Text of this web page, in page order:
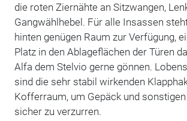
die roten Ziernähte an Sitzwangen,
Gangwählhebel. Für alle Insassen
hinten genügen Raum zur Verfügung,
Platz in den Ablageflächen der Türen
Alfa dem Stelvio gerne gönnen.
sind die sehr stabil wirkenden
Kofferraum, um Gepäck und
sicher zu verzurren.